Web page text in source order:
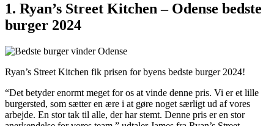
1. Ryan’s Street Kitchen – Odense bedste
burger 2024
Ryan’s Street Kitchen fik prisen for byens bedste burger 2024!
“Det betyder enormt meget for os at vinde denne pris. Vi er et lille
burgersted, som sætter en ære i at gøre noget særligt ud af vores
arbejde. En stor tak til alle, der har stemt. Denne pris er en stor